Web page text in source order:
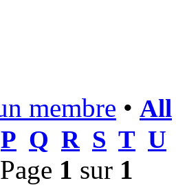
membre • All
P Q R S T U
1 sur 1